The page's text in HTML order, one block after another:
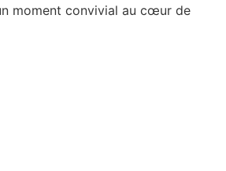
moment convivial au cœur de